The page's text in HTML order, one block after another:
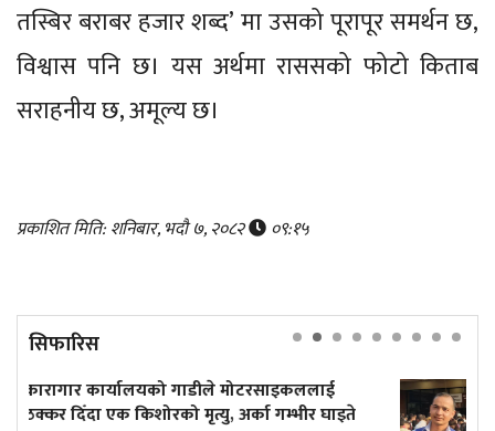
तस्बिर बराबर हजार शब्द’ मा उसको पूरापूर समर्थन छ,
विश्वास पनि छ। यस अर्थमा राससको फोटो किताब
सराहनीय छ, अमूल्य छ।
प्रकाशित मिति: शनिबार, भदौ ७, २०८२ ०९:१५
सिफारिस
गम्भीर घाइते
दुर्घटनाले डुबेको व्यवसाय, ब्युँताए
कमाइले